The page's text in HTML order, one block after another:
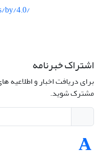
by/4.0/
اشتراک خبرنامه
برای دریافت اخبار و اطلاعیه
مشترک شوید.